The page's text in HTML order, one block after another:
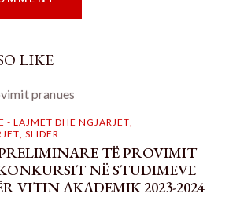
LIKE
- LAJMET DHE NGJARJET
SLIDER
TË PROVIMIT
NË STUDIMEVE
VITIN AKADEMIK 2023-2024